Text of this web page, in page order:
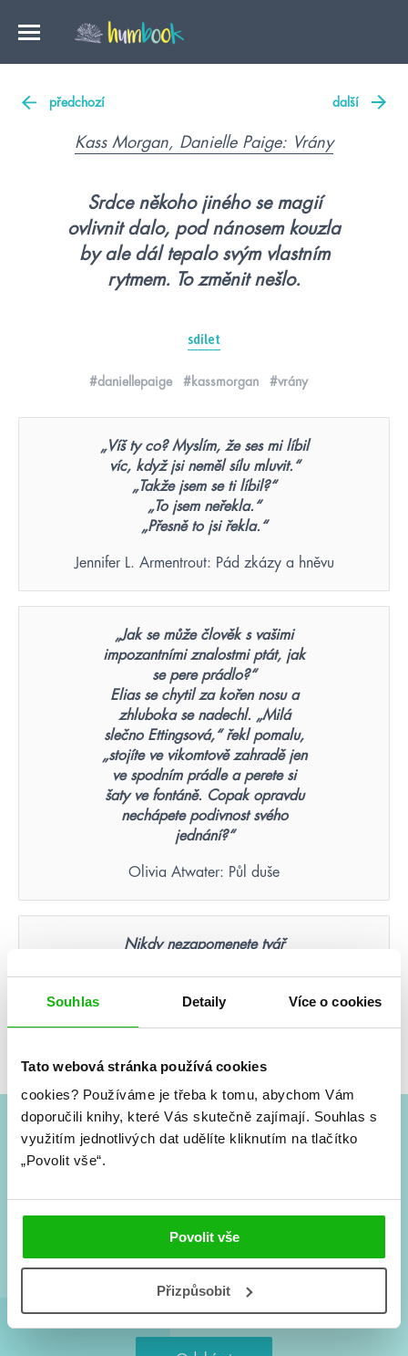
Souhlas Detaily Více o cookies
Tato webová stránka používá cookies
cookies? Používáme je třeba k tomu, abychom Vám
doporučili knihy, které Vás skutečně zajímají. Souhlas s
využitím jednotlivých dat udělíte kliknutím na tlačítko
„Povolit vše“.
Povolit vše
Přizpůsobit
předchozí další
Kass Morgan, Danielle Paige: Vrány
Srdce někoho jiného se magií
ovlivnit dalo, pod nánosem kouzla
by ale dál tepalo svým vlastním
rytmem. To změnit nešlo.
sdílet
#daniellepaige #kassmorgan #vrány
„Víš ty co? Myslím, že ses mi líbil
víc, když jsi neměl sílu mluvit.“
„Takže jsem se ti líbil?“
„To jsem neřekla.“
„Přesně to jsi řekla.“
Jennifer L. Armentrout: Pád zkázy a hněvu
„Jak se může člověk s vašimi
impozantními znalostmi ptát, jak
se pere prádlo?“
Elias se chytil za kořen nosu a
zhluboka se nadechl. „Milá
slečno Ettingsová,“ řekl pomalu,
„stojíte ve vikomtově zahradě jen
ve spodním prádle a perete si
šaty ve fontáně. Copak opravdu
nechápete podivnost svého
jednání?“
Olivia Atwater: Půl duše
Nikdy nezapomenete tvář
#HumbookNews